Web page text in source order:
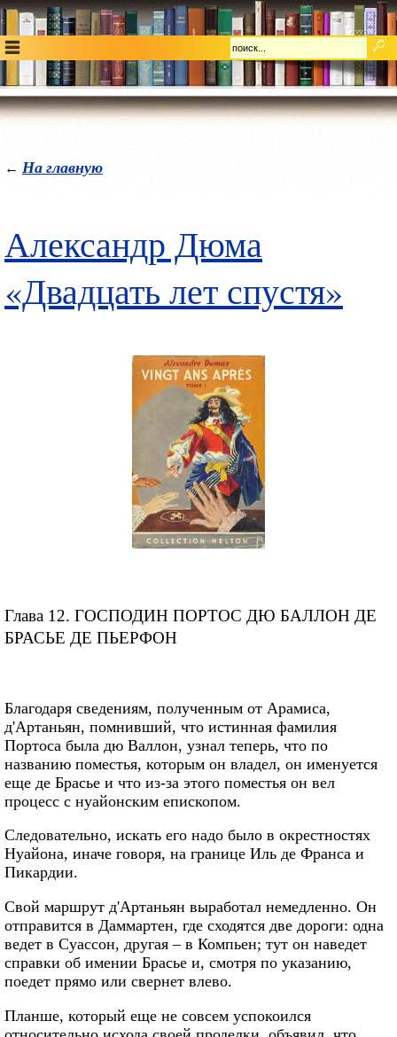
← На главную
Александр Дюма
«Двадцать лет спустя»
Глава 12. ГОСПОДИН ПОРТОС ДЮ БАЛЛОН ДЕ
БРАСЬЕ ДЕ ПЬЕРФОН
Благодаря сведениям, полученным от Арамиса,
д'Артаньян, помнивший, что истинная фамилия
Портоса была дю Валлон, узнал теперь, что по
названию поместья, которым он владел, он именуется
еще де Брасье и что из-за этого поместья он вел
процесс с нуайонским епископом.
Следовательно, искать его надо было в окрестностях
Нуайона, иначе говоря, на границе Иль де Франса и
Пикардии.
Свой маршрут д'Артаньян выработал немедленно. Он
отправится в Даммартен, где сходятся две дороги: одна
ведет в Суассон, другая – в Компьен; тут он наведет
справки об имении Брасье и, смотря по указанию,
поедет прямо или свернет влево.
Планше, который еще не совсем успокоился